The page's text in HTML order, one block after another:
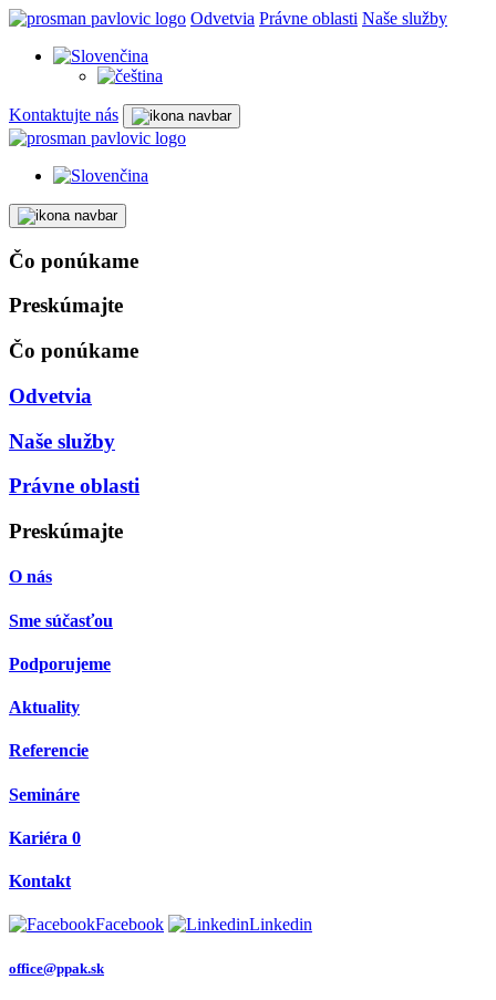
Odvetvia Právne oblasti Naše služby
Kontaktujte nás
Čo ponúkame
Preskúmajte
Čo ponúkame
Odvetvia
Naše služby
Právne oblasti
Preskúmajte
O nás
Sme súčasťou
Podporujeme
Aktuality
Referencie
Semináre
Kariéra 0
Kontakt
Facebook Linkedin
office@ppak.sk